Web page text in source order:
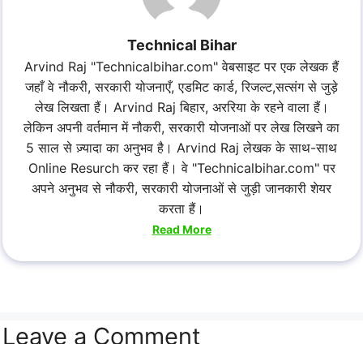
Technical Bihar
Arvind Raj "Technicalbihar.com" वेबसाइट पर एक लेखक हैं
जहाँ वे नौकरी, सरकारी योजनाएँ, एडमिट कार्ड, रिजल्ट,सत्संग से जुड़े
लेख लिखता हैं। Arvind Raj बिहार, अररिया के रहने वाला हैं।
लेकिन अपनी वर्तमान में नौकरी, सरकारी योजनाओं पर लेख लिखने का
5 साल से ज़्यादा का अनुभव है। Arvind Raj लेखक के साथ-साथ
Online Resurch कर रहा हैं। वे "Technicalbihar.com" पर
अपने अनुभव से नौकरी, सरकारी योजनाओं से जुड़ी जानकारी शेयर
करता हैं।
Read More
Leave a Comment